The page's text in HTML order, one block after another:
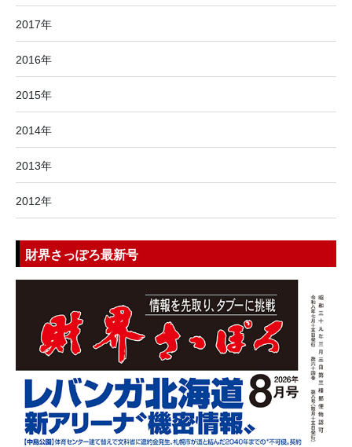
2017年
2016年
2015年
2014年
2013年
2012年
財界さっぽろ最新号